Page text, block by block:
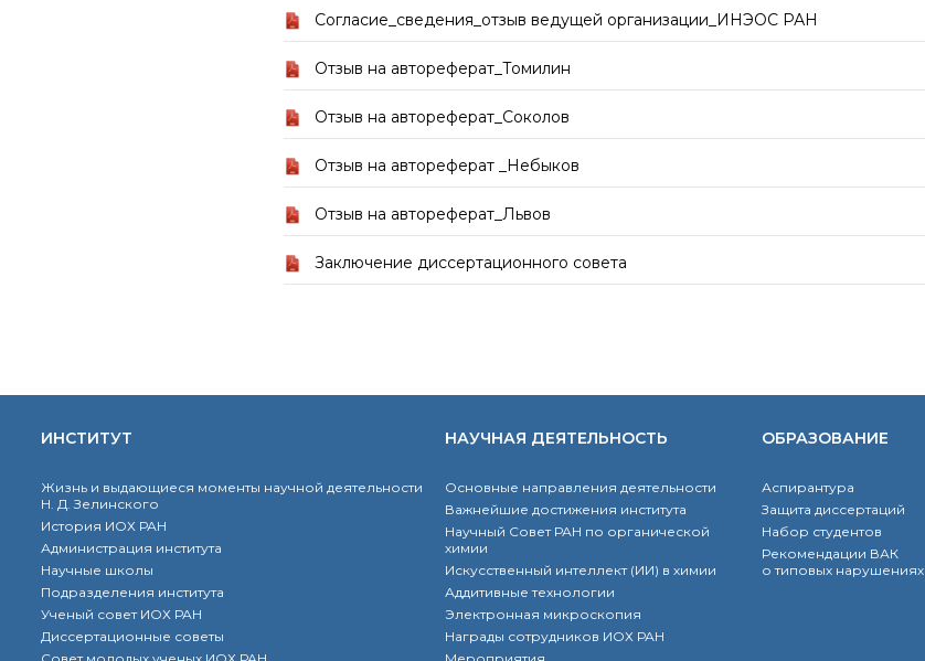
Согласие_сведения_отзыв ведущей организации_ИНЭОС РАН
Отзыв на автореферат_Томилин
Отзыв на автореферат_Соколов
Отзыв на автореферат _Небыков
Отзыв на автореферат_Львов
Заключение диссертационного совета
ИНСТИТУТ
Жизнь и выдающиеся моменты научной деятельности
Н. Д. Зелинского
История ИОХ РАН
Администрация института
Научные школы
Подразделения института
Ученый совет ИОХ РАН
Диссертационные советы
НАУЧНАЯ ДЕЯТЕЛЬНОСТЬ
Основные направления деятельности
Важнейшие достижения института
Научный Совет РАН по органической
химии
Искусственный интеллект (ИИ) в химии
Аддитивные технологии
Электронная микроскопия
Награды сотрудников ИОХ РАН
ОБРАЗОВАНИЕ
Аспирантура
Защита диссертаций
Набор студентов
Рекомендации ВАК
о типовых нарушениях